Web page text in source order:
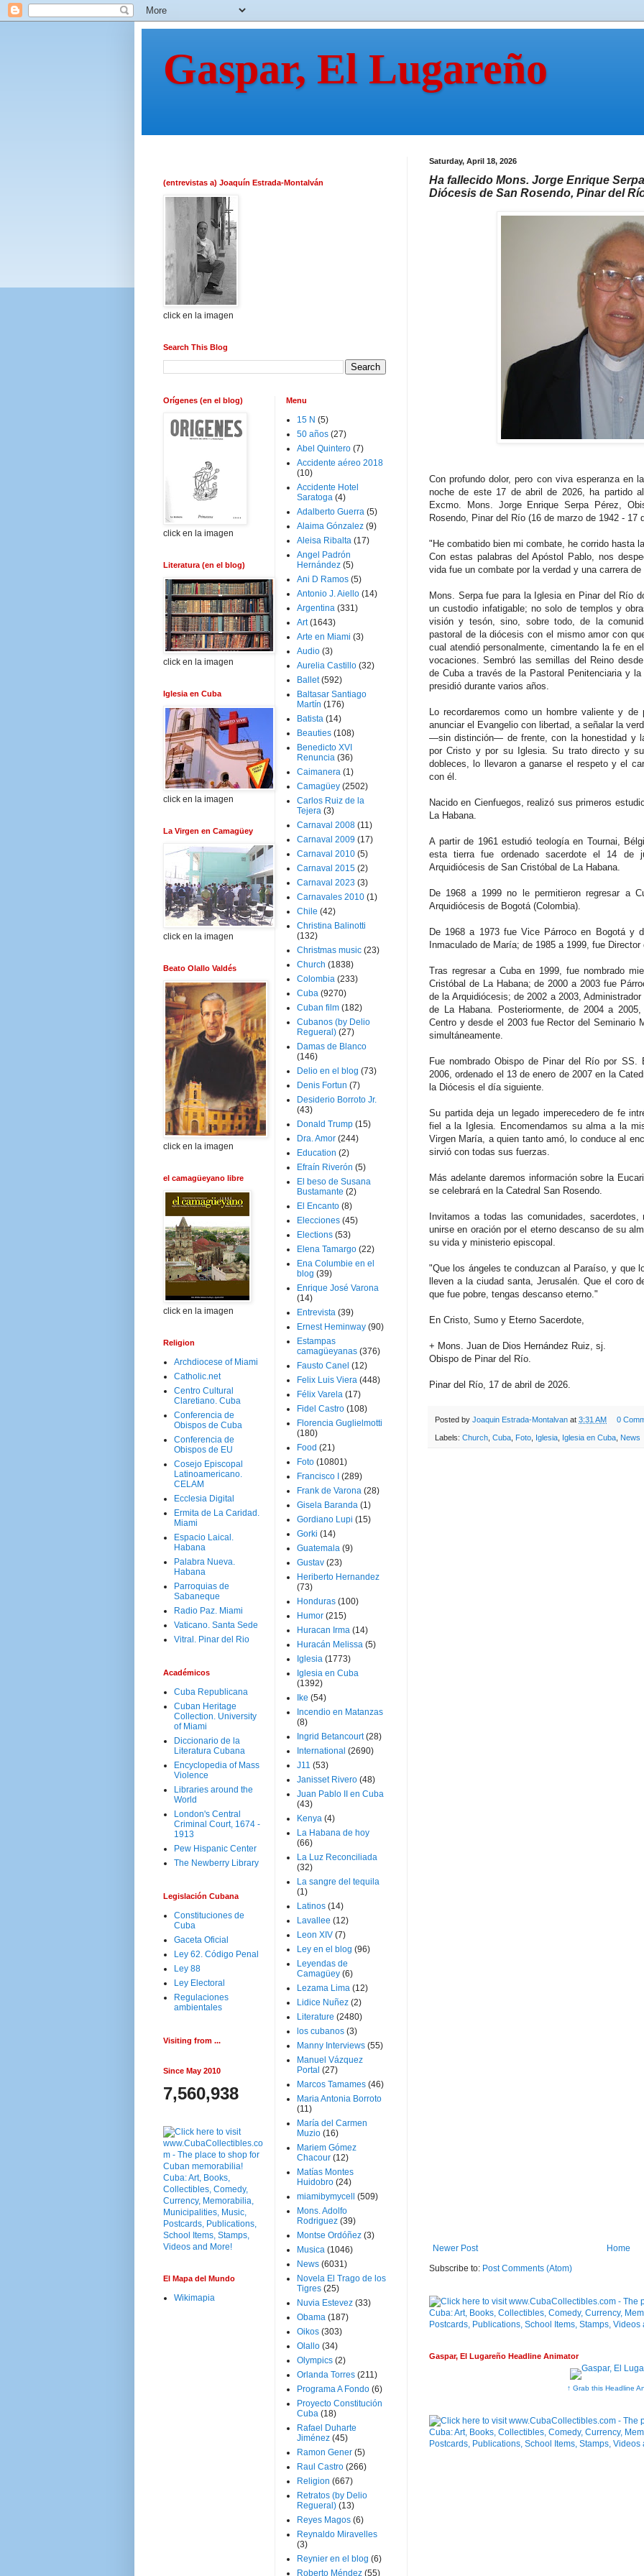
Gaspar, El Lugareño
Saturday, April 18, 2026
Ha fallecido Mons. Jorge Enrique
Diócesis de San Rosendo, Pinar del
Con profundo dolor, pero con viva esperanza en
noche de este 17 de abril de 2026, ha partido
Excmo. Mons. Jorge Enrique Serpa Pérez,
Rosendo, Pinar del Río (16 de marzo de 1942 - 17
"He combatido bien mi combate, he corrido hasta
Con estas palabras del Apóstol Pablo, nos
vida fue un combate por la verdad y una carrera
Mons. Serpa fue para la Iglesia en Pinar del Río
un custodio infatigable; no solo de templos y
visión y tesón, sino, sobre todo, de la
pastoral de la diócesis con el mismo amor con
cual atendió personalmente, cimentando la fe en
vocaciones. Sembró las semillas del Reino
de Cuba a través de la Pastoral Penitenciaria y
presidió durante varios años.
Lo recordaremos como un hombre valiente y
anunciar el Evangelio con libertad, a señalar la
—sin distinción— de frente, con la honestidad y
por Cristo y por su Iglesia. Su trato directo y
dobleces, lo llevaron a ganarse el respeto y el
con él.
Nacido en Cienfuegos, realizó sus primeros
La Habana.
A partir de 1961 estudió teología en Tournai,
esta tierra fue ordenado sacerdote el 14 de
Arquidiócesis de San Cristóbal de La Habana.
De 1968 a 1999 no le permitieron regresar a
Arquidiócesis de Bogotá (Colombia).
De 1968 a 1973 fue Vice Párroco en Bogotá y
Inmaculado de María; de 1985 a 1999, fue
Tras regresar a Cuba en 1999, fue nombrado
Cristóbal de La Habana; de 2000 a 2003 fue
de la Arquidiócesis; de 2002 a 2003,
de La Habana. Posteriormente, de 2004 a
Centro y desde el 2003 fue Rector del Seminario
simultáneamente.
Fue nombrado Obispo de Pinar del Río por
2006, ordenado el 13 de enero de 2007 en la
la Diócesis el día siguiente.
Su partida deja un legado imperecedero de fe
fiel a la Iglesia. Encomendamos su alma a la
Virgen María, a quien tanto amó, lo conduce al
sirvió con todas sus fuerzas.
Más adelante daremos información sobre la
se celebrará en la Catedral San Rosendo.
Invitamos a todas las comunidades,
unirse en oración por el eterno descanso de su
su vida y ministerio episcopal.
"Que los ángeles te conduzcan al Paraíso, y que
lleven a la ciudad santa, Jerusalén. Que el coro
que fue pobre, tengas descanso eterno."
En Cristo, Sumo y Eterno Sacerdote,
+ Mons. Juan de Dios Hernández Ruiz, sj.
Obispo de Pinar del Río.
Pinar del Río, 17 de abril de 2026.
Posted by Joaquin Estrada-Montalvan at 3:31 AM 0
Labels: Church Cuba Foto Iglesia Iglesia en Cuba News
Newer Post
Home
Subscribe to: Post Comments (Atom)
Gaspar, El Lugareño Headline Animator
↑ Grab this Headline
(entrevistas a) Joaquín Estrada-Montalván
click en la imagen
Search This Blog
Orígenes (en el blog)
click en la imagen
Literatura (en el blog)
click en la imagen
Iglesia en Cuba
click en la imagen
La Virgen en Camagüey
click en la imagen
Beato Olallo Valdés
click en la imagen
el camagüeyano libre
click en la imagen
Religion
Archdiocese of Miami
Catholic.net
Centro Cultural
Claretiano. Cuba
Conferencia de
Obispos de Cuba
Conferencia de
Obispos de EU
Cosejo Episcopal
Latinoamericano.
CELAM
Ecclesia Digital
Ermita de La Caridad.
Miami
Espacio Laical.
Habana
Palabra Nueva.
Habana
Parroquias de
Sabaneque
Radio Paz. Miami
Vaticano. Santa Sede
Vitral. Pinar del Rio
Académicos
Cuba Republicana
Cuban Heritage
Collection. University
of Miami
Diccionario de la
Literatura Cubana
Encyclopedia of Mass
Violence
Libraries around the
World
London's Central
Criminal Court, 1674 -
1913
Pew Hispanic Center
The Newberry Library
Legislación Cubana
Constituciones de
Cuba
Gaceta Oficial
Ley 62. Código Penal
Ley 88
Ley Electoral
Regulaciones
ambientales
Visiting from ...
Since May 2010
7,560,938
El Mapa del Mundo
Wikimapia
Menu
15 N (5)
50 años (27)
Abel Quintero (7)
Accidente aéreo 2018
(10)
Accidente Hotel
Saratoga (4)
Adalberto Guerra (5)
Alaima Gónzalez (9)
Aleisa Ribalta (17)
Angel Padrón
Hernández (5)
Ani D Ramos (5)
Antonio J. Aiello (14)
Argentina (331)
Art (1643)
Arte en Miami (3)
Audio (3)
Aurelia Castillo (32)
Ballet (592)
Baltasar Santiago
Martín (176)
Batista (14)
Beauties (108)
Benedicto XVI
Renuncia (36)
Caimanera (1)
Camagüey (2502)
Carlos Ruiz de la
Tejera (3)
Carnaval 2008 (11)
Carnaval 2009 (17)
Carnaval 2010 (5)
Carnaval 2015 (2)
Carnaval 2023 (3)
Carnavales 2010 (1)
Chile (42)
Christina Balinotti
(132)
Christmas music (23)
Church (1838)
Colombia (233)
Cuba (9270)
Cuban film (182)
Cubanos (by Delio
Regueral) (27)
Damas de Blanco
(146)
Delio en el blog (73)
Denis Fortun (7)
Desiderio Borroto Jr.
(43)
Donald Trump (15)
Dra. Amor (244)
Education (2)
Efraín Riverón (5)
El beso de Susana
Bustamante (2)
El Encanto (8)
Elecciones (45)
Elections (53)
Elena Tamargo (22)
Ena Columbie en el
blog (39)
Enrique José Varona
(14)
Entrevista (39)
Ernest Heminway (90)
Estampas
camagüeyanas (376)
Fausto Canel (12)
Felix Luis Viera (448)
Félix Varela (17)
Fidel Castro (108)
Florencia Guglielmotti
(180)
Food (21)
Foto (10801)
Francisco I
(289)
Frank de Varona (28)
Gisela Baranda (1)
Gordiano Lupi (15)
Gorki (14)
Guatemala (9)
Gustav (23)
Heriberto Hernandez
(73)
Honduras (100)
Humor (215)
Huracan Irma (14)
Huracán Melissa (5)
Iglesia (1773)
Iglesia en Cuba
(1392)
Ike (54)
Incendio en Matanzas
(8)
Ingrid Betancourt (28)
International (2690)
J11 (53)
Janisset Rivero (48)
Juan Pablo II en Cuba
(43)
Kenya (4)
La Habana de hoy
(66)
La Luz Reconciliada
(32)
La sangre del tequila
(1)
Latinos (14)
Lavallee (12)
Leon XIV (7)
Ley en el blog (96)
Leyendas de
Camagüey (6)
Lezama Lima (12)
Lidice Nuñez (2)
Literature (2480)
los cubanos (3)
Manny Interviews (55)
Manuel Vázquez
Portal (27)
Marcos Tamames (46)
Maria Antonia Borroto
(11)
María del Carmen
Muzio (16)
Mariem Gómez
Chacour (12)
Matías Montes
Huidobro (24)
miamibymycell
(509)
Mons. Adolfo
Rodriguez (39)
Montse Ordóñez (3)
Musica (1046)
News (6031)
Novela El Trago de los
Tigres (25)
Nuvia Estevez (33)
Obama (187)
Oikos (303)
Olallo (34)
Olympics (2)
Orlanda Torres (211)
Programa A Fondo (6)
Proyecto Constitución
Cuba (18)
Rafael Duharte
Jiménez (45)
Ramon Gener (5)
Raul Castro (266)
Religion (667)
Retratos (by Delio
Regueral) (13)
Reyes Magos (6)
Reynaldo Miravelles
(3)
Reynier en el blog (6)
Roberto Méndez (55)